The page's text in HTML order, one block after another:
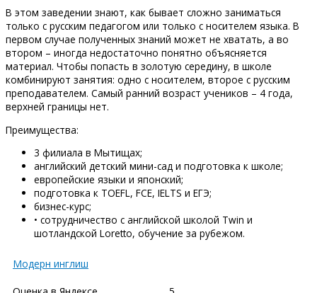
В этом заведении знают, как бывает сложно заниматься
только с русским педагогом или только с носителем языка. В
первом случае полученных знаний может не хватать, а во
втором – иногда недостаточно понятно объясняется
материал. Чтобы попасть в золотую середину, в школе
комбинируют занятия: одно с носителем, второе с русским
преподавателем. Самый ранний возраст учеников – 4 года,
верхней границы нет.
Преимущества:
3 филиала в Мытищах;
английский детский мини-сад и подготовка к школе;
европейские языки и японский;
подготовка к TOEFL, FCE, IELTS и ЕГЭ;
бизнес-курс;
• сотрудничество с английской школой Twin и
шотландской Loretto, обучение за рубежом.
Модерн инглиш